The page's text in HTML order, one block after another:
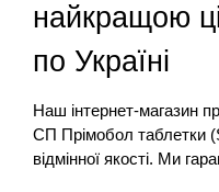
найкращою
по Україні
Наш інтернет-магазин
СП Прімобол таблетки
відмінної якості. Ми